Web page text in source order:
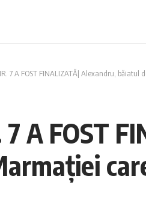
7 A FOST FINALIZATĂ| Alexandru,
7 A FOST